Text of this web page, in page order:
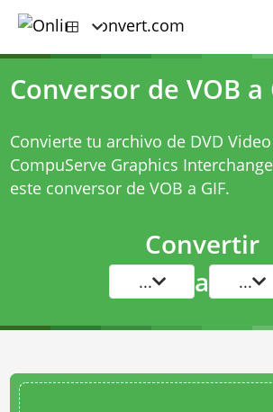
Conversor de VOB a
Convierte tu archivo de DVD
CompuServe Graphics
este conversor de VOB a GIF.
Convertir
... a ...